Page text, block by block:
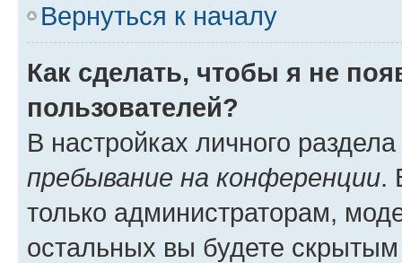
Вернуться к началу
Как сделать, чтобы я не
пользователей?
В настройках личного
пребывание на конференции.
только администраторам,
остальных вы будете